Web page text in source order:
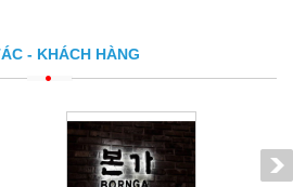
- KHÁCH HÀNG